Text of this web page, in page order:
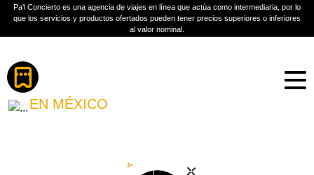
Pa'l Concierto es una agencia de viajes en línea que actúa como intermediaria, por lo
que los servicios y productos ofertados pueden tener precios superiores o inferiores
al valor nominal.
OLGA TAÑÓN
EN MÉXICO
Más información